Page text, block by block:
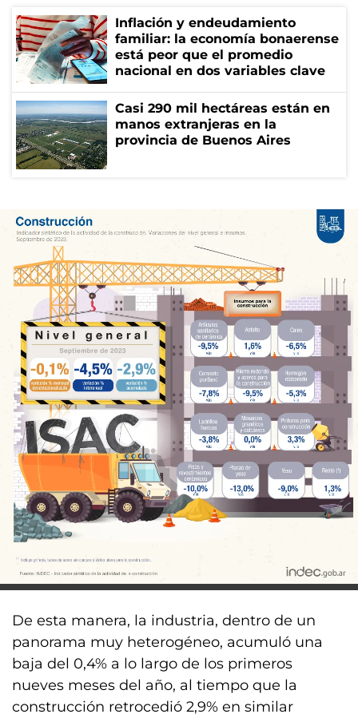
Inflación y endeudamiento
familiar: la economía bonaerense
está peor que el promedio
nacional en dos variables clave
Casi 290 mil hectáreas están en
manos extranjeras en la
provincia de Buenos Aires
De esta manera, la industria, dentro de un
panorama muy heterogéneo, acumuló una
baja del 0,4% a lo largo de los primeros
nueves meses del año, al tiempo que la
construcción retrocedió 2,9% en similar